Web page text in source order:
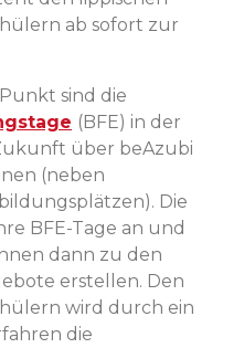
ab sofort zur
sind die
(BFE) in der
über beAzubi
(neben
Die
BFE-Tage an und
dann zu den
erstellen. Den
wird durch ein
die